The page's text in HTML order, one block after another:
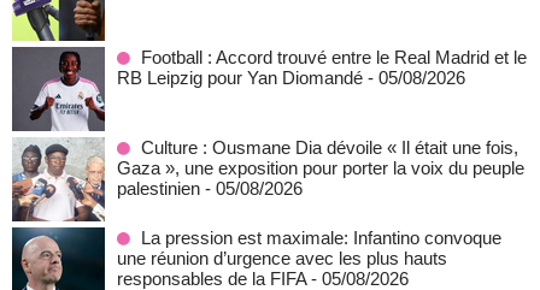
Football : Accord trouvé entre le Real Madrid et le
RB Leipzig pour Yan Diomandé - 05/08/2026
Culture : Ousmane Dia dévoile « Il était une fois,
Gaza », une exposition pour porter la voix du peuple
palestinien - 05/08/2026
La pression est maximale: Infantino convoque
une réunion d’urgence avec les plus hauts
responsables de la FIFA - 05/08/2026